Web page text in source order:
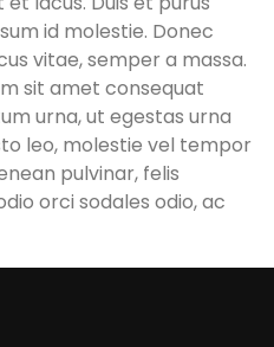
id molestie. Donec
vitae, semper a massa.
sit amet consequat
urna, ut egestas urna
leo, molestie vel tempor
pulvinar, felis
orci sodales odio, ac